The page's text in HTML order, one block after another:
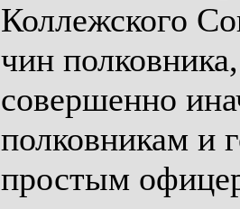
Коллежского
чин
совершенно
полковникам и
простым